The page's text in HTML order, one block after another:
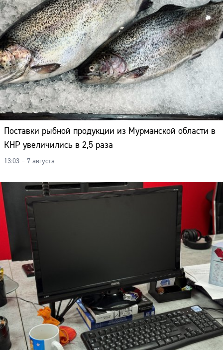
Поставки рыбной продукции из Мурманской области в
КНР увеличились в 2,5 раза
13:03 – 7 августа
Сайт: